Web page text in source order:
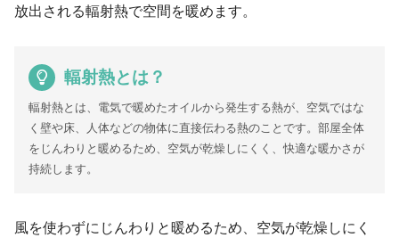
放出される輻射熱で空間を暖めます。
輻射熱とは？
輻射熱とは、電気で暖めたオイルから発生する熱が、空気ではな
く壁や床、人体などの物体に直接伝わる熱のことです。部屋全体
をじんわりと暖めるため、空気が乾燥しにくく、快適な暖かさが
持続します。
風を使わずにじんわりと暖めるため、空気が乾燥しにく